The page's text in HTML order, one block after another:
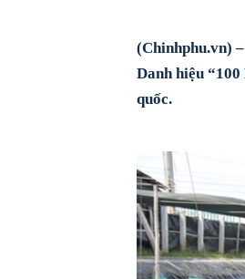
(Chinhphu.vn)
Danh hiệu
quốc.